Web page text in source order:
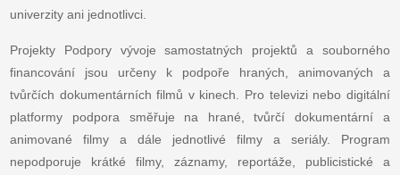
univerzity ani jednotlivci.
Projekty Podpory vývoje samostatných projektů a souborného
financování jsou určeny k podpoře hraných, animovaných a
tvůrčích dokumentárních filmů v kinech. Pro televizi nebo digitální
platformy podpora směřuje na hrané, tvůrčí dokumentární a
animované filmy a dále jednotlivé filmy a seriály. Program
nepodporuje krátké filmy, záznamy, reportáže, publicistické a